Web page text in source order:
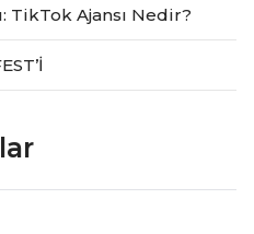
TikTok Ajansı Nedir?